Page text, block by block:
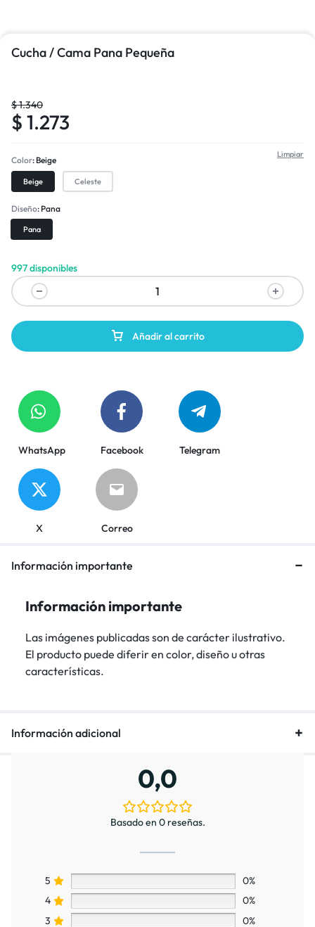
Cucha / Cama Pana Pequeña
$1.340
$ 1.273
Color Beige
Beige Celeste
Diseño Pana
Pana
Limpiar
997 disponibles
Añadir al carrito
WhatsApp Facebook Telegram
X Correo
Información importante
Información importante
Las imágenes publicadas son de carácter ilustrativo.
El producto puede diferir en color, diseño u otras
características.
Información adicional
0,0
Basado en 0 reseñas.
5
0%
4
0%
3
0%